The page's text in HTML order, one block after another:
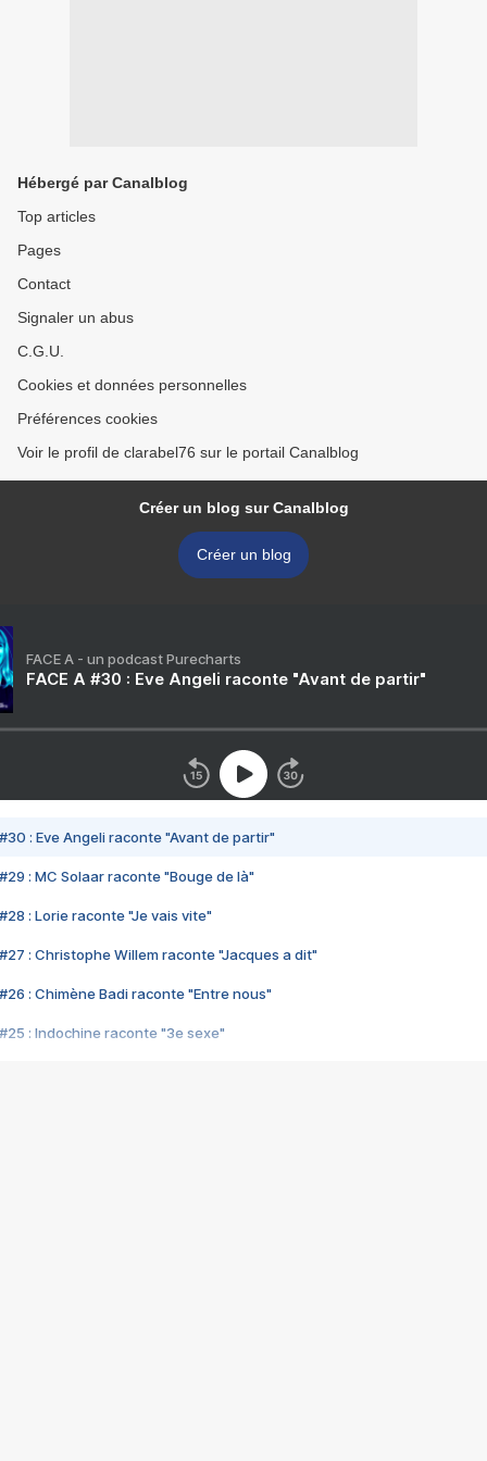
Hébergé par Canalblog
Top articles
Pages
Contact
Signaler un abus
C.G.U.
Cookies et données personnelles
Préférences cookies
Voir le profil de clarabel76 sur le portail Canalblog
Créer un blog sur Canalblog
Créer un blog
FACE A - un podcast Purecharts
FACE A #30 : Eve Angeli raconte "Avant de partir"
#30 : Eve Angeli raconte "Avant de partir"
#29 : MC Solaar raconte "Bouge de là"
#28 : Lorie raconte "Je vais vite"
#27 : Christophe Willem raconte "Jacques a dit"
#26 : Chimène Badi raconte "Entre nous"
#25 : Indochine raconte "3e sexe"